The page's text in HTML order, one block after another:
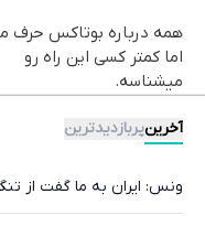
همه درباره بوتاکس حرف
اما کمتر کسی این راه رو
میشناسه.
آخرینپربازدیدترین
ونس: ایران به ما گفت از